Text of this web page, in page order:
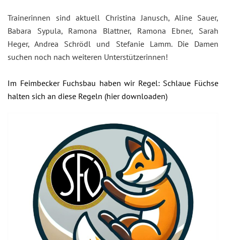
Trainerinnen sind aktuell Christina Janusch, Aline Sauer,
Babara Sypula, Ramona Blattner, Ramona Ebner, Sarah
Heger, Andrea Schrödl und Stefanie Lamm. Die Damen
suchen noch nach weiteren Unterstützerinnen!
Im Feimbecker Fuchsbau haben wir Regel: Schlaue Füchse
halten sich an diese Regeln (hier downloaden)